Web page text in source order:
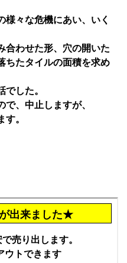
様々な危機にあい、いく
合わせた形、穴の開いた
ちたタイルの面積を求め
した。
、中止しますが、
。